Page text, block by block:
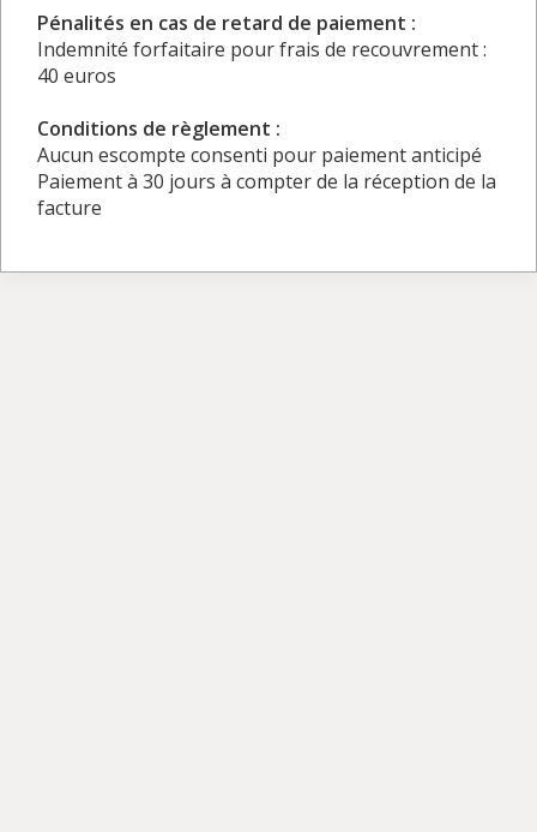
Pénalités en cas de retard de paiement :
Indemnité forfaitaire pour frais de recouvrement :
40 euros
Conditions de règlement :
Aucun escompte consenti pour paiement anticipé
Paiement à 30 jours à compter de la réception de la
facture